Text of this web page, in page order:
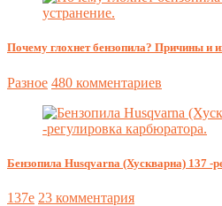
Почему глохнет бензопила? Причины и
Разное 480 комментариев
Бензопила Husqvarna (Хускварна) 137 -
137e 23 комментария